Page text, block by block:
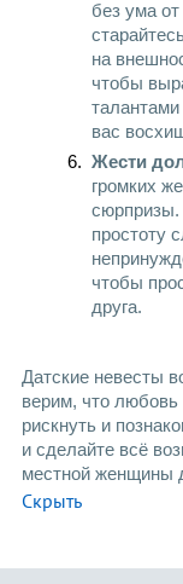
без ума
на
чтобы
вас
Жести
громких
простоту
чтобы
друга.
Датские невесты
верим, что любовь
рискнуть и
и сделайте всё
местной женщины
Скрыть